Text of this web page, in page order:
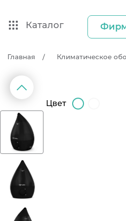
Каталог
Главная Климатическое
Цвет
П
р
е
д
ы
д
у
щ
и
й
с
л
а
й